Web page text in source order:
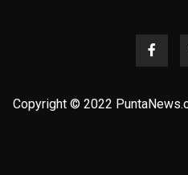
Copyright © 2022